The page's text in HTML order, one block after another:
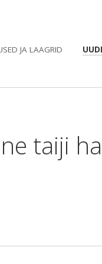
JA LAAGRID
taiji